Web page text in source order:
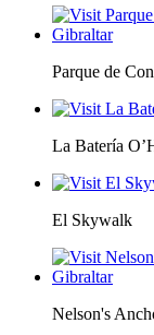
Parque de
La Batería
El Skywalk
Nelson's